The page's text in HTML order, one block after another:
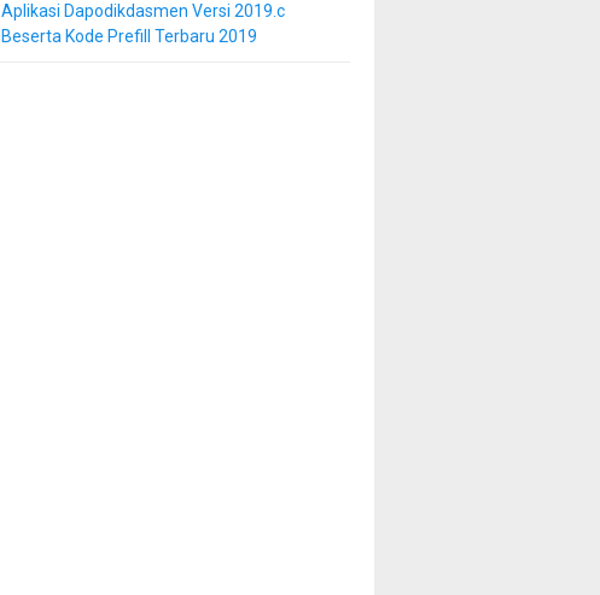
Aplikasi Dapodikdasmen Versi 2019.c
Beserta Kode Prefill Terbaru 2019